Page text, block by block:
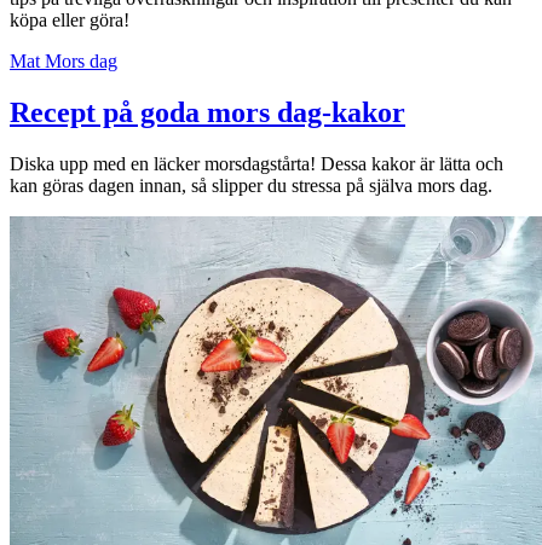
Erbjudanden
Inspiration
Sök
Öppettider
Praktisk information
Lediga jobb
Magasin
Presentkort
Min Shopping-app
köpa eller göra!
Mat Mors dag
Recept på goda mors dag-kakor
Diska upp med en läcker morsdagstårta! Dessa kakor är lätta och
kan göras dagen innan, så slipper du stressa på själva mors dag.